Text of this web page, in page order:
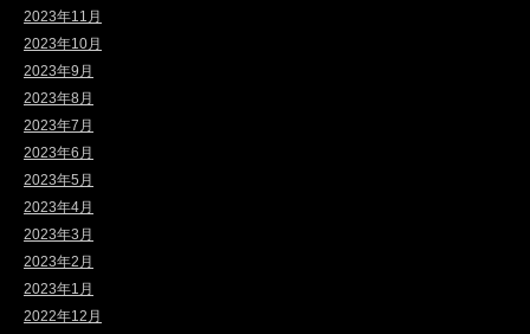
2023年11月
2023年10月
2023年9月
2023年8月
2023年7月
2023年6月
2023年5月
2023年4月
2023年3月
2023年2月
2023年1月
2022年12月